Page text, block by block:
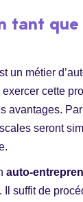
tant
un métier
cette
avantages.
seront
auto-
suffit de